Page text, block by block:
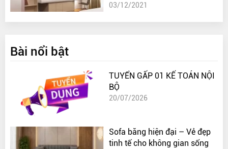
03/12/2021
Bài nổi bật
TUYỂN GẤP 01 KẾ TOÁN NỘI
BỘ
20/07/2026
Sofa băng hiện đại – Vẻ đẹp
tinh tế cho không gian sống